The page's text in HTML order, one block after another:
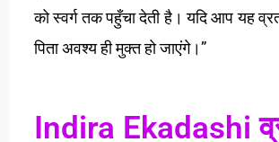
को स्वर्ग तक पहुँचा देती है। यदि आप यह
पिता अवश्य ही मुक्त हो जाएंगे।”
Indira Ekadashi